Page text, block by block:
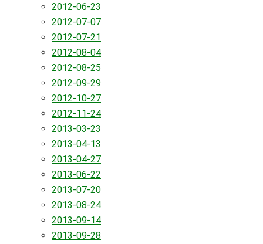
2012-06-23
2012-07-07
2012-07-21
2012-08-04
2012-08-25
2012-09-29
2012-10-27
2012-11-24
2013-03-23
2013-04-13
2013-04-27
2013-06-22
2013-07-20
2013-08-24
2013-09-14
2013-09-28